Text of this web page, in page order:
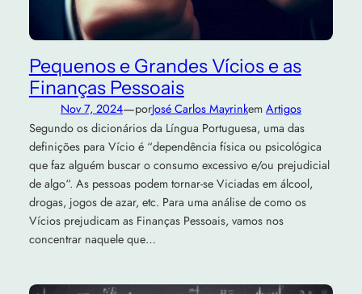
Pequenos e Grandes Vícios e as
Finanças Pessoais
Nov 7, 2024—porJosé Carlos Mayrinkem Artigos
Segundo os dicionários da Língua Portuguesa, uma das
definições para Vício é “dependência física ou psicológica
que faz alguém buscar o consumo excessivo e/ou prejudicial
de algo“. As pessoas podem tornar-se Viciadas em álcool,
drogas, jogos de azar, etc. Para uma análise de como os
Vícios prejudicam as Finanças Pessoais, vamos nos
concentrar naquele que…